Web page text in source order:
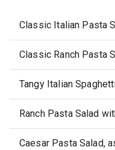
Classic Italian Pasta
Classic Ranch Pasta
Tangy Italian
Ranch Pasta Salad
Caesar Pasta Salad,